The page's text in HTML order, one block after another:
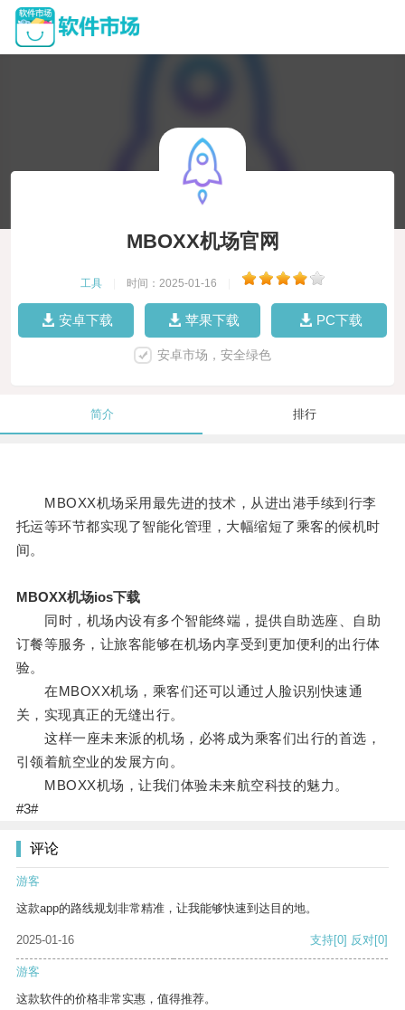
MBOXX机场官网
工具 时间：2025-01-16
安卓下载 苹果下载 PC下载
安卓市场，安全绿色
简介 排行
MBOXX机场采用最先进的技术，从进出港手续到行李
托运等环节都实现了智能化管理，大幅缩短了乘客的候机时
间。
MBOXX机场ios下载
同时，机场内设有多个智能终端，提供自助选座、自助
订餐等服务，让旅客能够在机场内享受到更加便利的出行体
验。
在MBOXX机场，乘客们还可以通过人脸识别快速通
关，实现真正的无缝出行。
这样一座未来派的机场，必将成为乘客们出行的首选，
引领着航空业的发展方向。
MBOXX机场，让我们体验未来航空科技的魅力。
#3#
评论
游客
这款app的路线规划非常精准，让我能够快速到达目的地。
2025-01-16 支持[0] 反对[0]
游客
这款软件的价格非常实惠，值得推荐。